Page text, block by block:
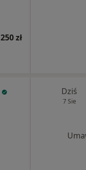
250 zł
Dziś
7 Sie